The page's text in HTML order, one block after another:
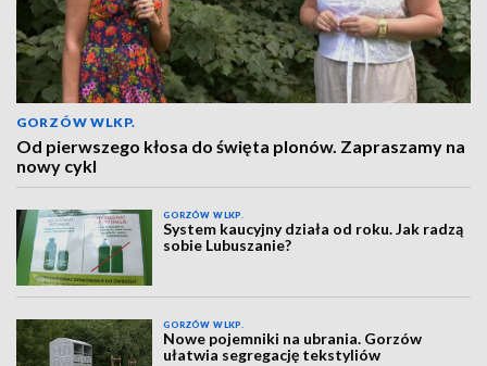
GORZÓW WLKP.
Od pierwszego kłosa do święta plonów. Zapraszamy na
nowy cykl
GORZÓW WLKP.
System kaucyjny działa od roku. Jak radzą
sobie Lubuszanie?
GORZÓW WLKP.
Nowe pojemniki na ubrania. Gorzów
ułatwia segregację tekstyliów